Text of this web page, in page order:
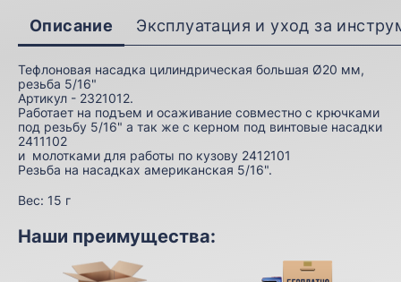
Описание Эксплуатация и уход за
Тефлоновая насадка цилиндрическая большая Ø20 мм,
резьба 5/16"
Артикул - 2321012.
Работает на подъем и осаживание совместно с крючками
под резьбу 5/16" а так же с керном под винтовые насадки
2411102
и молотками для работы по кузову 2412101
Резьба на насадках американская 5/16".
Вес: 15 г
Наши преимущества: